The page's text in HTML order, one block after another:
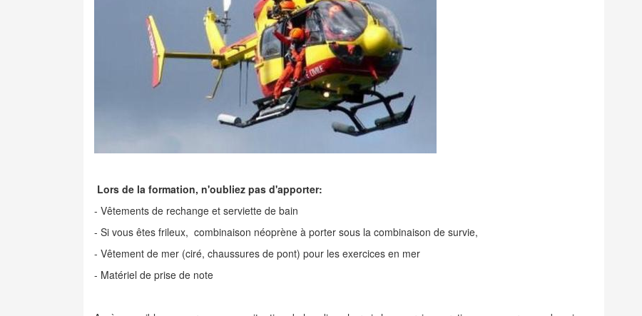
Lors de la formation, n'oubliez pas d'apporter:
- Vêtements de rechange et serviette de bain
- Si vous êtes frileux, combinaison néoprène à porter sous la combinaison de survie,
- Vêtement de mer (ciré, chaussures de pont) pour les exercices en mer
- Matériel de prise de note